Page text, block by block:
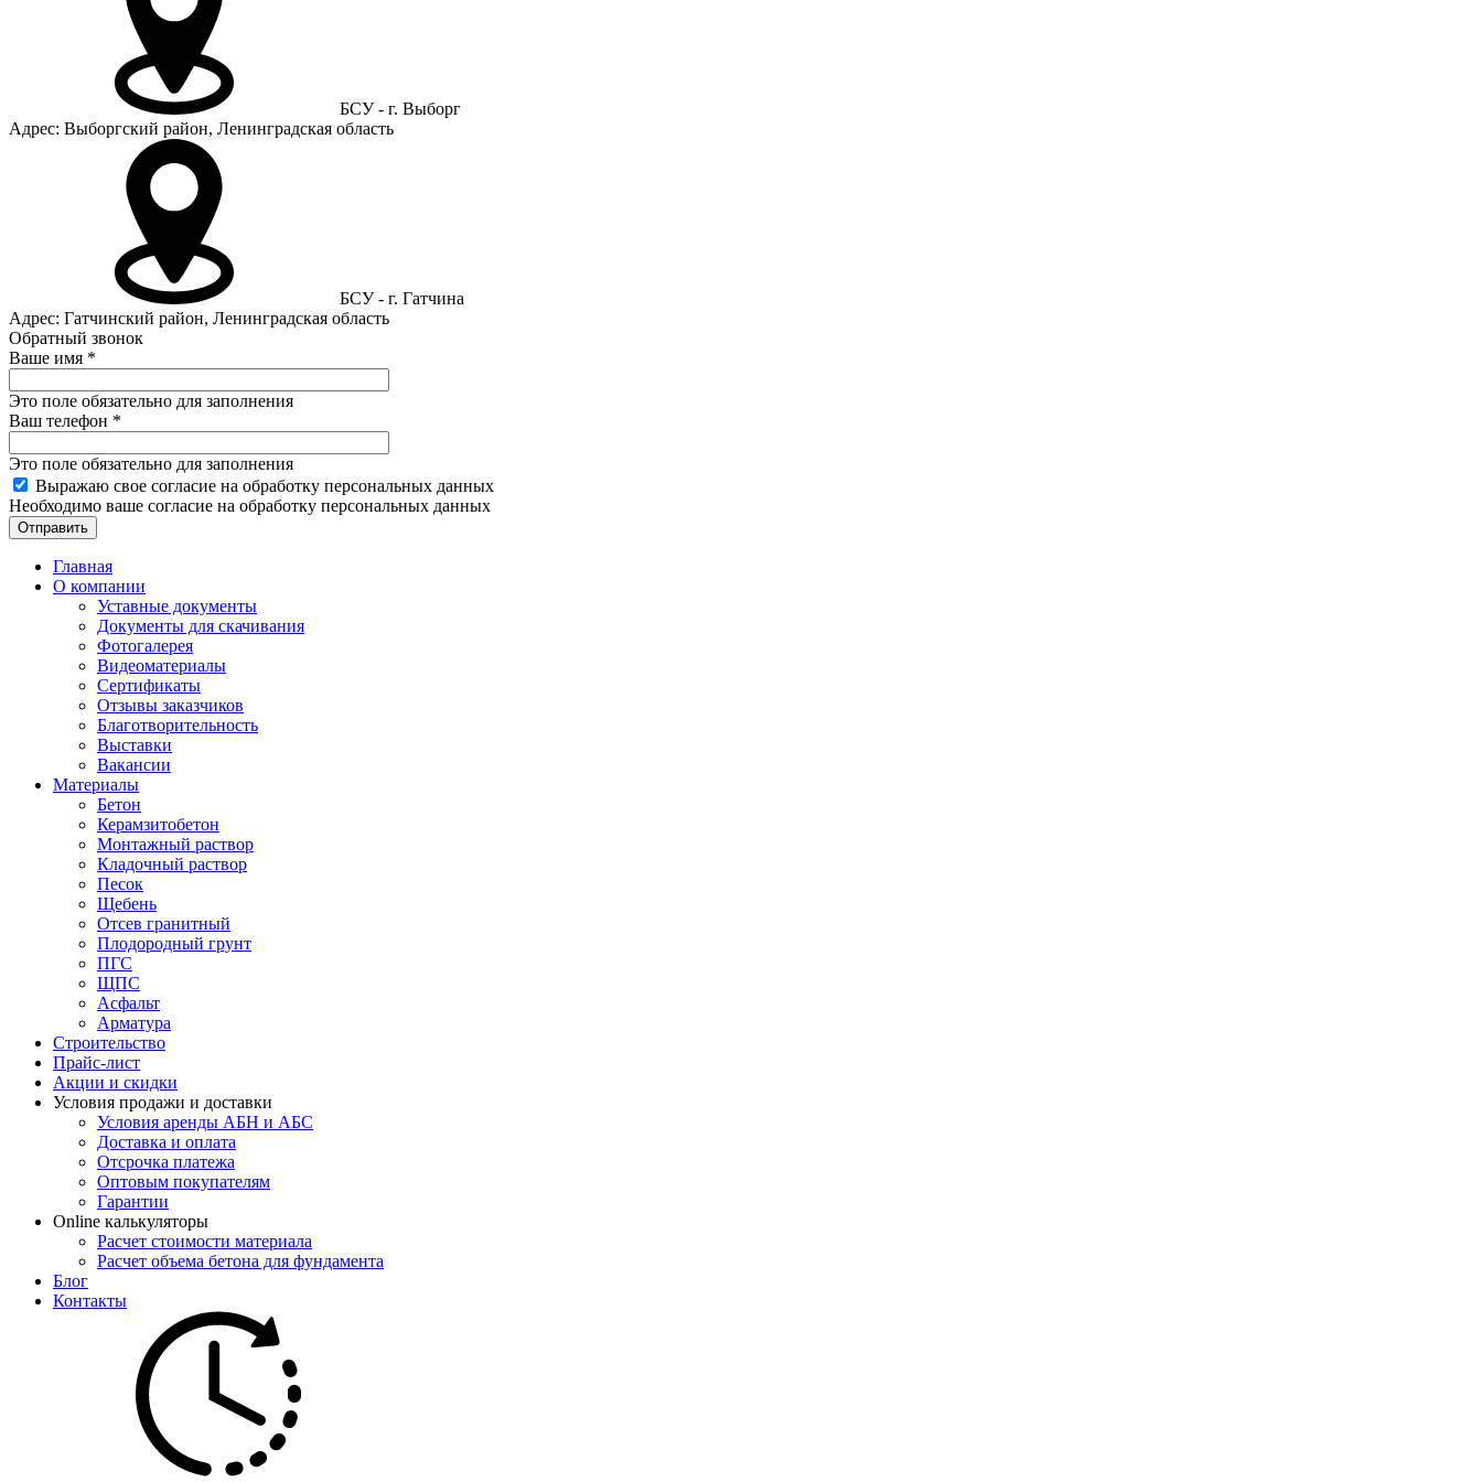
БСУ - г. Выборг
Адрес: Выборгский район, Ленинградская область
БСУ - г. Гатчина
Адрес: Гатчинский район, Ленинградская область
Обратный звонок
Ваше имя *
Это поле обязательно для заполнения
Ваш телефон *
Это поле обязательно для заполнения
Выражаю свое согласие на обработку персональных данных
Необходимо ваше согласие на обработку персональных данных
Отправить
Главная
О компании
Уставные документы
Документы для скачивания
Фотогалерея
Видеоматериалы
Сертификаты
Отзывы заказчиков
Благотворительность
Выставки
Вакансии
Материалы
Бетон
Керамзитобетон
Монтажный раствор
Кладочный раствор
Песок
Щебень
Отсев гранитный
Плодородный грунт
ПГС
ЩПС
Асфальт
Арматура
Строительство
Прайс-лист
Акции и скидки
Условия продажи и доставки
Условия аренды АБН и АБС
Доставка и оплата
Отсрочка платежа
Оптовым покупателям
Гарантии
Online калькуляторы
Расчет стоимости материала
Расчет объема бетона для фундамента
Блог
Контакты